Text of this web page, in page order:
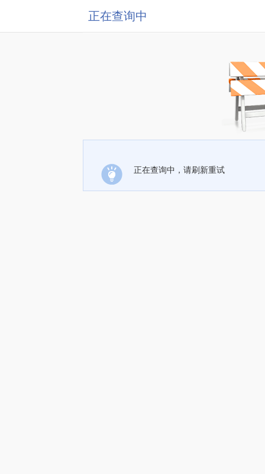
正在查询中
正在查询中，请刷新重试